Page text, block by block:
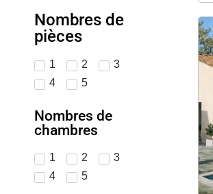
Nombres de
pièces
1 2
3
4
5
Nombres de
chambres
1 2
3
4
5